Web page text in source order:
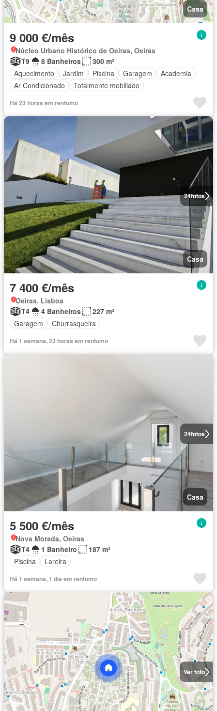
Casa
9 000 €/mês
Núcleo Urbano Histórico de Oeiras, Oeiras
T9
8 Banheiros
300 m²
Aquecimento
Jardim Piscina Garagem
Academia
Ar Condicionado
Totalmente mobiliado
Há 23 horas em rentumo
24fotos
Casa
7 400 €/mês
Oeiras, Lisboa
T4
4 Banheiros
227 m²
Garagem
Churrasqueira
Há 1 semana, 23 horas em rentumo
24fotos
Casa
5 500 €/mês
Nova Morada, Oeiras
T4
1 Banheiro
187 m²
Piscina
Lareira
Há 1 semana, 1 dia em rentumo
Ver foto